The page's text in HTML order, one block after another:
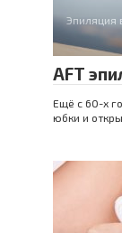
Эпиляция
AFT
Ещё с 60-х
юбки и